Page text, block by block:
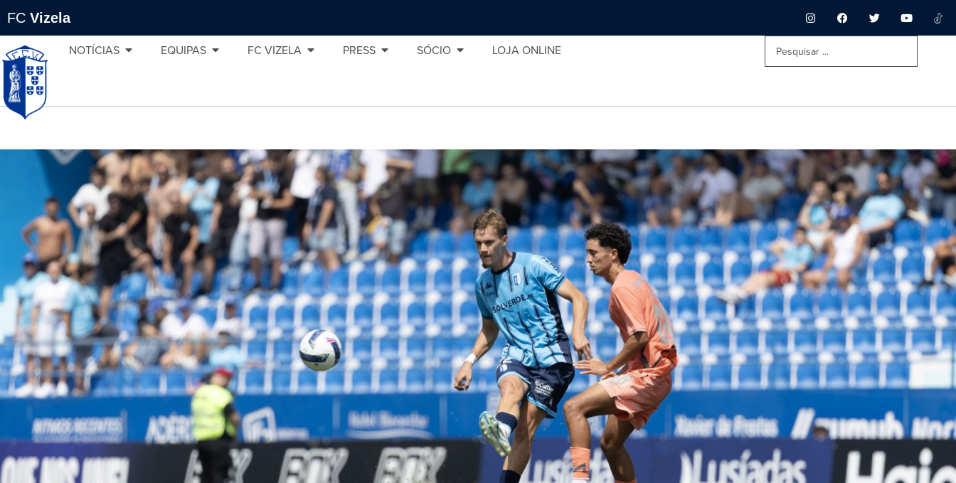
FC Vizela
NOTÍCIAS EQUIPAS FC VIZELA PRESS SÓCIO LOJA ONLINE